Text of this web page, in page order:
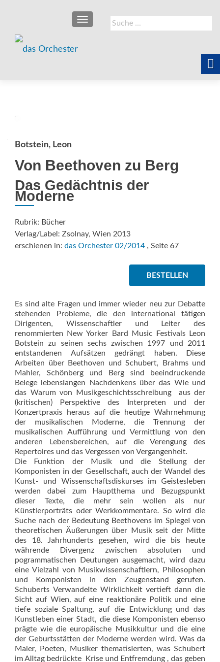
Suche
nach:
SCHALTE NAVIGATION
Botstein, Leon
Von Beethoven zu Berg
Das Gedächtnis der
Moderne
Rubrik: Bücher
Verlag/Label: Zsolnay, Wien 2013
erschienen in: das Orchester 02/2014 , Seite 67
BESTELLEN
Es sind alte Fragen und immer wieder neu zur Debatte
stehenden Probleme, die den international tätigen
Dirigenten, Wissenschaftler und Leiter des
renommierten New Yorker Bard Music Festivals Leon
Botstein zu seinen sechs zwischen 1997 und 2011
entstandenen Aufsätzen gedrängt haben. Diese
Arbeiten über Beethoven und Schubert, Brahms und
Mahler, Schönberg und Berg sind beeindruckende
Belege lebenslangen Nachdenkens über das Wie und
das Warum von Musikgeschichtsschreibung  aus der
(kritischen) Perspektive des Interpreten und der
Konzertpraxis heraus auf die heutige Wahrnehmung
der musikalischen Moderne, die Trennung der
musikalischen Aufführung und Vermittlung von den
anderen Lebensbereichen, auf die Verengung des
Repertoires und das Vergessen von Vergangenheit.
Die Funktion der Musik und die Stellung der
Komponisten in der Gesellschaft, auch der Wandel des
Kunst- und Wissenschaftsdiskurses im Geistesleben
werden dabei zum Hauptthema und Bezugspunkt
dieser Texte, die mehr sein wollen als nur
Künstlerporträts oder Werkkommentare. So wird die
Suche nach der Bedeutung Beethovens im Spiegel von
theoretischen Äußerungen über Musik seit der Mitte
des 18. Jahrhunderts gesehen, wird die bis heute
währende Divergenz zwischen absoluten und
pogrammatischen Deutungen ausgemacht, wird dazu
eine Vielzahl von Musikwissenschaftlern, Philosophen
und Komponisten in den Zeugenstand gerufen.
Schuberts Verwandelte Wirklichkeit vertieft dann die
Sicht auf Wien, auf eine reaktionäre Politik und eine
tiefe soziale Spaltung, auf die Entwicklung und das
Kunstleben einer Stadt, die diese Komponisten ebenso
prägte wie die europäische Musikkultur und die eine
der Geburtsstätten der Moderne werden wird. Was da
Maler, Poeten, Musiker thematisierten, was Schubert
im Alltag bedrückte  Krise und Entfremdung , das geben